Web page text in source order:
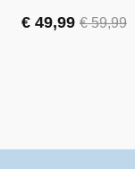
€59,99
Oorspronkelijke
€ 49,99
Huidige